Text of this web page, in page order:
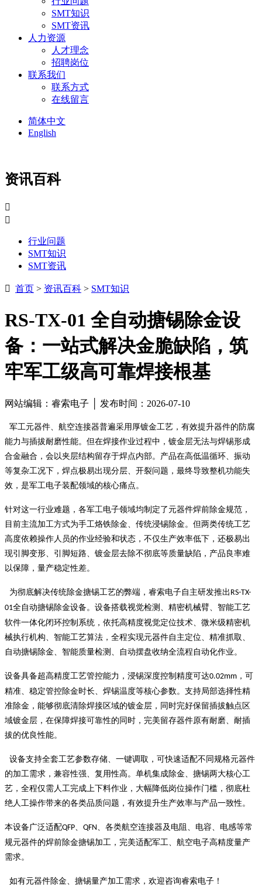
SMT知识
SMT资讯
人力资源
人才理念
招聘岗位
联系我们
联系方式
在线留言
简体中文
English
资讯百科


行业问题
SMT知识
SMT资讯
 首页 > 资讯百科 > SMT知识
RS-TX-01 全自动搪锡除金设
备：一站式解决金脆缺陷，筑
牢军工级高可靠焊接根基
网站编辑：睿索电子 │ 发布时间：2026-07-10
军工元器件、航空连接器普遍采用厚镀金工艺，有效提升器件的防腐
能力与插拔耐磨性能。但在焊接作业过程中，镀金层无法与焊锡形成
合金融合，会以夹层结构留存于焊点内部。产品在高低温循环、振动
等复杂工况下，焊点极易出现分层、开裂问题，最终导致整机功能失
效，是军工电子装配领域的核心痛点。
针对这一行业难题，各军工电子领域均制定了元器件焊前除金规范，
目前主流加工方式为手工烙铁除金、传统浸锡除金。但两类传统工艺
高度依赖操作人员的作业经验和状态，不仅生产效率低下，还极易出
现引脚变形、引脚短路、镀金层去除不彻底等质量缺陷，产品良率难
以保障，量产稳定性差。
为彻底解决传统除金搪锡工艺的弊端，睿索电子自主研发推出 RS-TX-
01全自动搪锡除金设备。设备搭载视觉检测、精密机械臂、智能工艺
软件一体化闭环控制系统，依托高精度视觉定位技术、微米级精密机
械执行机构、智能工艺算法，全程实现元器件自主定位、精准抓取、
自动搪锡除金、智能质量检测、自动摆盘收纳全流程自动化作业。
设备具备超高精度工艺管控能力，浸锡深度控制精度可达0.02mm ，可
精准、稳定管控除金时长、焊锡温度等核心参数。支持局部选择性精
准除金，能够彻底清除焊接区域的镀金层，同时完好保留插拔触点区
域镀金层，在保障焊接可靠性的同时，完美留存器件原有耐磨、耐插
拔的优良性能。
设备支持全套工艺参数存储、一键调取，可快速适配不同规格元器件
的加工需求，兼容性强、复用性高。单机集成除金、搪锡两大核心工
艺，全程仅需人工完成上下料作业，大幅降低岗位操作门槛，彻底杜
绝人工操作带来的各类品质问题，有效提升生产效率与产品一致性。
本设备广泛适配QFP QFN 、各类航空连接器及电阻、电容、电感等常
规元器件的焊前除金搪锡加工，完美适配军工、航空电子高精度量产
需求。
如有元器件除金、搪锡量产加工需求，欢迎咨询睿索电子！